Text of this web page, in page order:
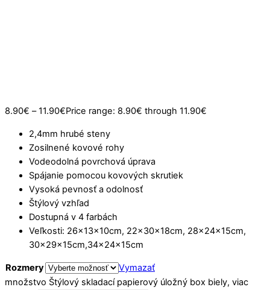
8.90€ – 11.90€Price range: 8.90€ through 11.90€
2,4mm hrubé steny
Zosilnené kovové rohy
Vodeodolná povrchová úprava
Spájanie pomocou kovových skrutiek
Vysoká pevnosť a odolnosť
Štýlový vzhľad
Dostupná v 4 farbách
Veľkosti: 26x13x10cm, 22x30x18cm, 28x24x15cm,
30x29x15cm,34x24x15cm
Rozmery
Vymazať
množstvo Štýlový skladací papierový úložný box biely, viac